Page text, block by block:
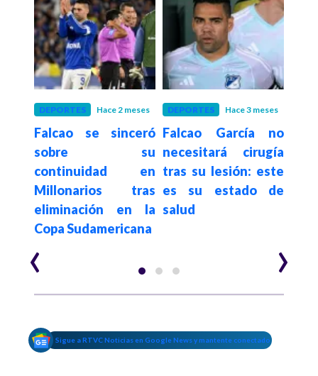
DEPORTES Hace 2 meses
Falcao se sinceró
sobre su
continuidad en
Millonarios tras
eliminación en la
Copa Sudamericana
DEPORTES Hace 3 meses
Falcao García no
necesitará cirugía
tras su lesión: este
es su estado de
salud
‹ ›
Sigue a RTVC Noticias en Google News y mantente conectado